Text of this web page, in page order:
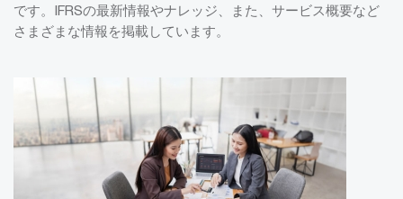
です。IFRSの最新情報やナレッジ、また、サービス概要など
さまざまな情報を掲載しています。